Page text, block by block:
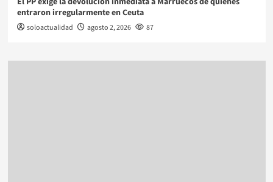
entraron irregularmente en Ceuta
soloactualidad agosto 2, 2026 87